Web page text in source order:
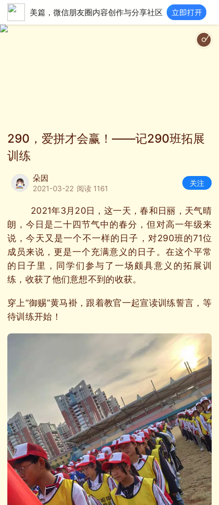
美篇，微信朋友圈内容创作与分享社区
290，爱拼才会赢！——记290班拓展
训练
朵因
2021-03-22 阅读 1161
关注
2021年3月20日，这一天，春和日丽，天气晴
朗，今日是二十四节气中的春分，但对高一年级来
说，今天又是一个不一样的日子，对290班的71位
成员来说，更是一个充满意义的日子。在这个平常
的日子里，同学们参与了一场颇具意义的拓展训
练，收获了他们意想不到的收获。
穿上“御赐”黄马褂，跟着教官一起宣读训练誓言，等
待训练开始！
心